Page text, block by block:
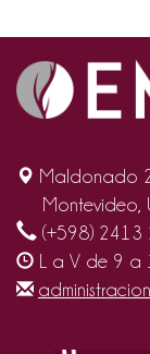
Maldonado
Montevideo,
(+598) 2413
L a V de 9 a